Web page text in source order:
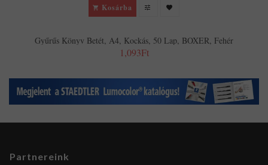
Kosárba
Gyűrűs Könyv Betét, A4, Kockás, 50 Lap, BOXER, Fehér
1,093Ft
Partnereink